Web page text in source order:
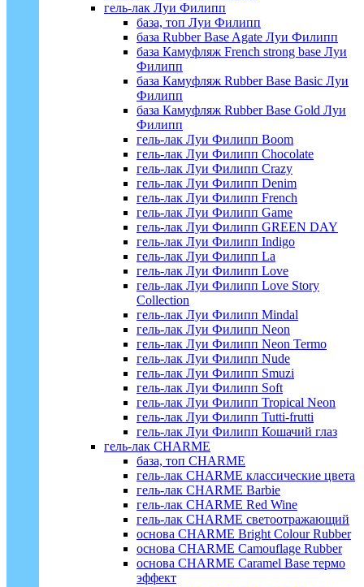
гель-лак Луи Филипп
база, топ Луи Филипп
база Rubber Base Agate Луи Филипп
база Камуфляж French strong base Луи
Филипп
база Камуфляж Rubber Base Basic Луи
Филипп
база Камуфляж Rubber Base Gold Луи
Филипп
гель-лак Луи Филипп Boom
гель-лак Луи Филипп Chocolate
гель-лак Луи Филипп Crazy
гель-лак Луи Филипп Denim
гель-лак Луи Филипп French
гель-лак Луи Филипп Game
гель-лак Луи Филипп GREEN DAY
гель-лак Луи Филипп Indigo
гель-лак Луи Филипп La
гель-лак Луи Филипп Love
гель-лак Луи Филипп Love Story
Collection
гель-лак Луи Филипп Mindal
гель-лак Луи Филипп Neon
гель-лак Луи Филипп Neon Termo
гель-лак Луи Филипп Nude
гель-лак Луи Филипп Smuzi
гель-лак Луи Филипп Soft
гель-лак Луи Филипп Tropical Neon
гель-лак Луи Филипп Tutti-frutti
гель-лак Луи Филипп Кошачий глаз
гель-лак CHARME
база, топ CHARME
гель-лак CHARME классические цвета
гель-лак CHARME Barbie
гель-лак CHARME Red Wine
гель-лак CHARME светоотражающий
основа CHARME Bright Colour Rubber
основа CHARME Camouflage Rubber
основа CHARME Caramel Base термо
эффект